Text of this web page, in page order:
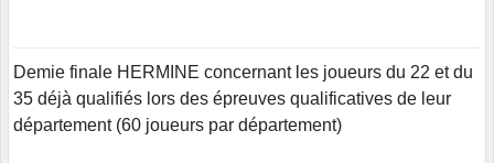
Demie finale HERMINE concernant les joueurs du 22 et du
35 déjà qualifiés lors des épreuves qualificatives de leur
département (60 joueurs par département)